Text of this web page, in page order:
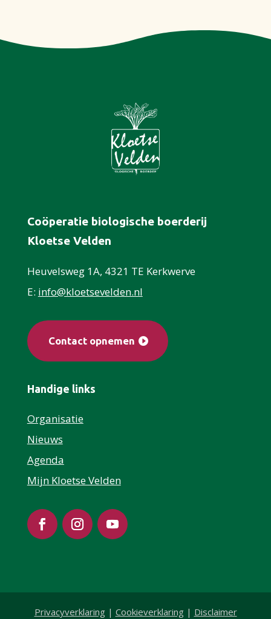
Coöperatie biologische boerderij
Kloetse Velden
Heuvelsweg 1A, 4321 TE Kerkwerve
E: info@kloetsevelden.nl
Contact opnemen
Handige links
Organisatie
Nieuws
Agenda
Mijn Kloetse Velden
Privacyverklaring| Cookieverklaring| Disclaimer